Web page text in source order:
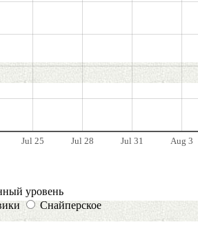
Jul 25 Jul 28 Jul 31 Aug 3
уровень
Снайперское